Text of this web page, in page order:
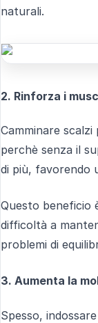
naturali.
2. Rinforza i
Camminare
perchè senza il
di più, favorendo
Questo beneficio
difficoltà a
problemi di
3. Aumenta la
Spesso,